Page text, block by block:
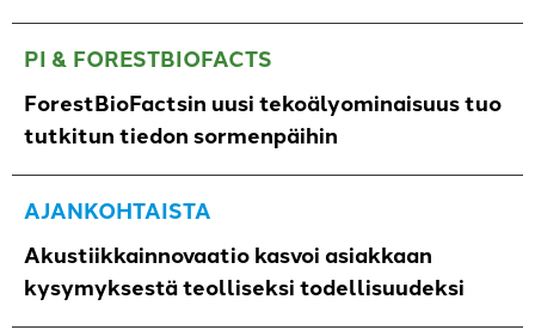
PI & FORESTBIOFACTS
ForestBioFactsin uusi tekoälyominaisuus tuo
tutkitun tiedon sormenpäihin
AJANKOHTAISTA
Akustiikkainnovaatio kasvoi asiakkaan
kysymyksestä teolliseksi todellisuudeksi